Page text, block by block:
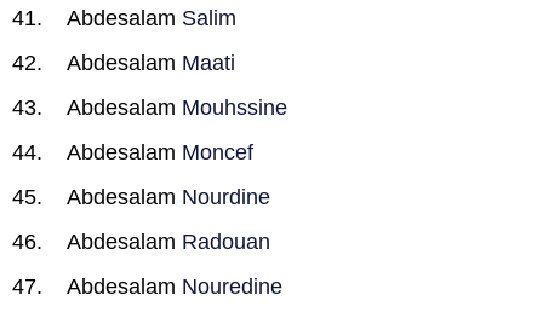
Abdesalam Salim
Abdesalam Maati
Abdesalam Mouhssine
Abdesalam Moncef
Abdesalam Nourdine
Abdesalam Radouan
Abdesalam Nouredine